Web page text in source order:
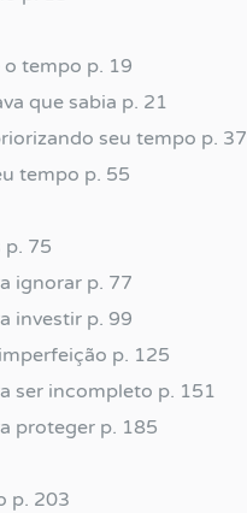
o tempo p. 19
que sabia p. 21
seu tempo p. 37
tempo p. 55
p. 75
ignorar p. 77
investir p. 99
p. 125
ser incompleto p. 151
proteger p. 185
p. 203